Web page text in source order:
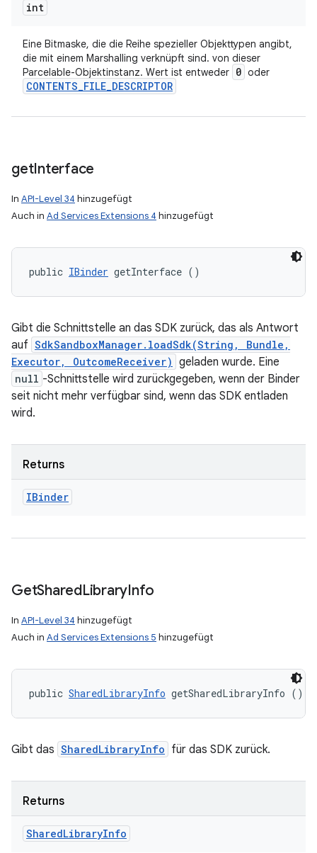
int
Eine Bitmaske, die die Reihe spezieller Objekttypen angibt,
die mit einem Marshalling verknüpft sind. von dieser
Parcelable-Objektinstanz. Wert ist entweder 0 oder
CONTENTS_FILE_DESCRIPTOR
getInterface
In API-Level 34 hinzugefügt
Auch in Ad Services Extensions 4 hinzugefügt
public IBinder getInterface ()
Gibt die Schnittstelle an das SDK zurück, das als Antwort
auf SdkSandboxManager.loadSdk(String, Bundle,
Executor, OutcomeReceiver) geladen wurde. Eine
null -Schnittstelle wird zurückgegeben, wenn der Binder
seit nicht mehr verfügbar sind, wenn das SDK entladen
wird.
Returns
IBinder
GetSharedLibraryInfo
In API-Level 34 hinzugefügt
Auch in Ad Services Extensions 5 hinzugefügt
public SharedLibraryInfo getSharedLibraryInfo ()
Gibt das SharedLibraryInfo für das SDK zurück.
Returns
SharedLibraryInfo